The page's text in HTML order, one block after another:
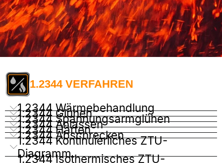
1.2344 VERFAHREN
1.2344 Wärmebehandlung
1.2344 Glühen
1.2344 Spannungsarmglühen
1.2344 Anlassen
1.2344 Härten
1.2344 Abschrecken
1.2344 Kontinuierliches ZTU-
Diagramm
1.2344 Isothermisches ZTU-